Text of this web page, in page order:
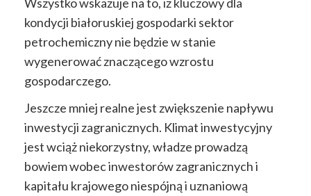
kondycji białoruskiej gospodarki sektor
petrochemiczny nie będzie w stanie
wygenerować znaczącego wzrostu
gospodarczego.
Jeszcze mniej realne jest zwiększenie napływu
inwestycji zagranicznych. Klimat inwestycyjny
jest wciąż niekorzystny, władze prowadzą
bowiem wobec inwestorów zagranicznych i
kapitału krajowego niespójną i uznaniową